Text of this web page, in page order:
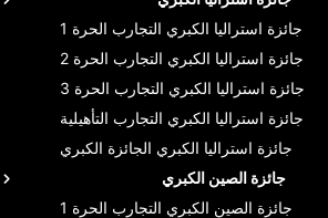
جائزة استراليا الكبري التجارب الحرة 1
جائزة استراليا الكبري التجارب الحرة 2
جائزة استراليا الكبري التجارب الحرة 3
جائزة استراليا الكبري التجارب التأهيلية
جائزة استراليا الكبري الجائزة الكبري
جائزة الصين الكبري
جائزة الصين الكبري التجارب الحرة 1